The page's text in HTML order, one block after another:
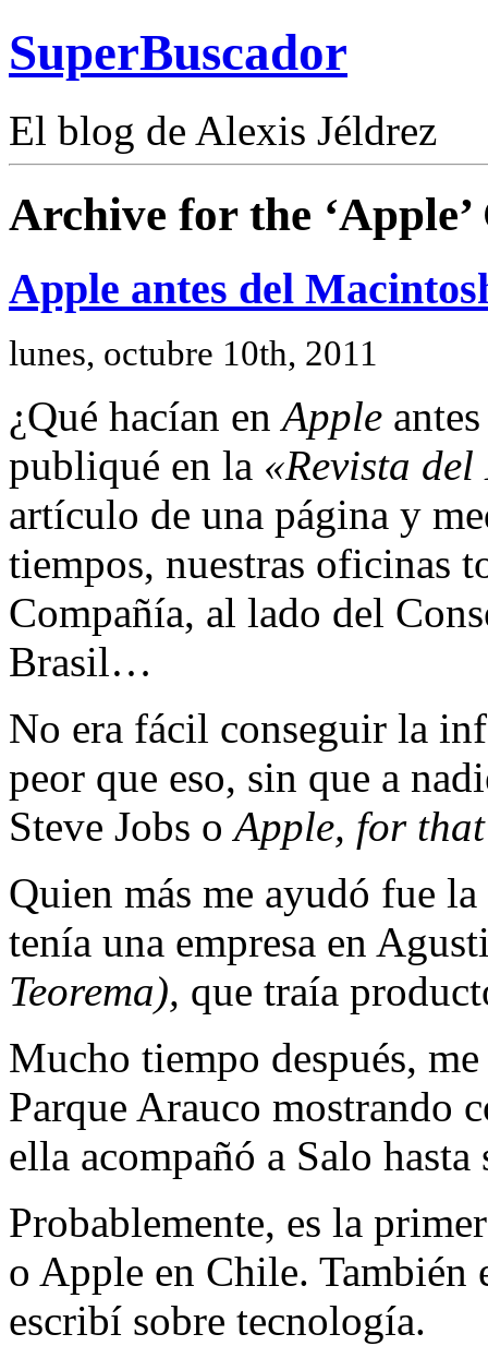
SuperBuscador
El blog de Alexis Jéldrez
Archive for the
Apple antes del
lunes, octubre 10th, 2011
¿Qué hacían enApple
publiqué en la «Revista
artículo de una página y
tiempos, nuestras oficinas
Compañía, al lado del
Brasil…
No era fácil conseguir la
peor que eso, sin que a
Steve Jobs oApple, for
Quien más me ayudó fue
tenía una empresa en
Teorema), que traía
Mucho tiempo después,
Parque Arauco mostrando
ella acompañó a Salo
Probablemente, es la
o Apple en Chile.
escribí sobre tecnología.